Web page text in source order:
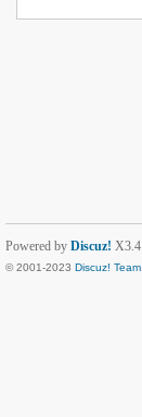
Powered by Discuz! X3.4
© 2001-2023 Discuz! Team